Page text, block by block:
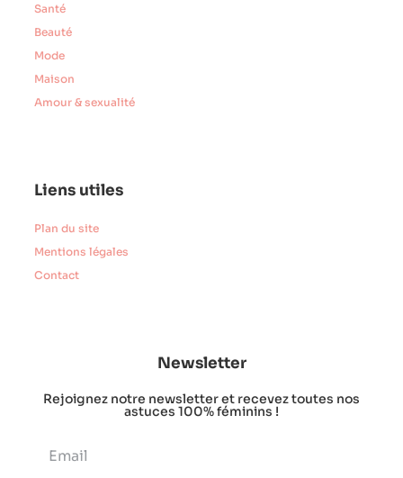
Santé
Beauté
Mode
Maison
Amour & sexualité
Liens utiles
Plan du site
Mentions légales
Contact
Newsletter
Rejoignez notre newsletter et recevez toutes nos
astuces 100% féminins !